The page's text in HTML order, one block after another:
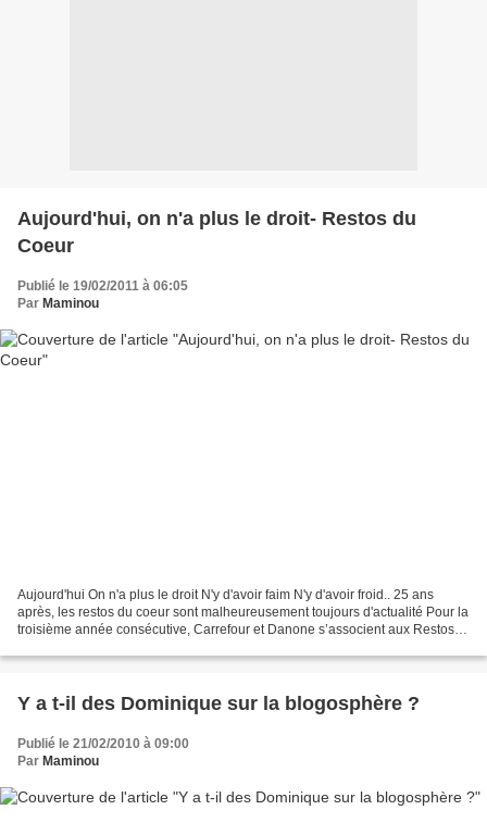
Aujourd'hui, on n'a plus le droit- Restos du
Coeur
Publié le 19/02/2011 à 06:05
Par Maminou
Aujourd'hui On n'a plus le droit N'y d'avoir faim N'y d'avoir froid.. 25 ans
après, les restos du coeur sont malheureusement toujours d'actualité Pour la
troisième année consécutive, Carrefour et Danone s’associent aux Restos
Y a t-il des Dominique sur la blogosphère ?
Publié le 21/02/2010 à 09:00
Par Maminou